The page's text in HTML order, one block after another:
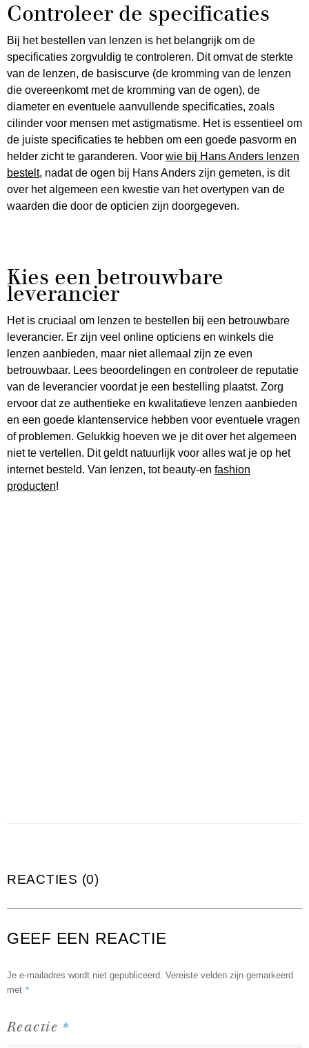
Controleer de specificaties
Bij het bestellen van lenzen is het belangrijk om de
specificaties zorgvuldig te controleren. Dit omvat de sterkte
van de lenzen, de basiscurve (de kromming van de lenzen
die overeenkomt met de kromming van de ogen), de
diameter en eventuele aanvullende specificaties, zoals
cilinder voor mensen met astigmatisme. Het is essentieel om
de juiste specificaties te hebben om een goede pasvorm en
helder zicht te garanderen. Voor wie bij Hans Anders lenzen
bestelt, nadat de ogen bij Hans Anders zijn gemeten, is dit
over het algemeen een kwestie van het overtypen van de
waarden die door de opticien zijn doorgegeven.
Kies een betrouwbare
leverancier
Het is cruciaal om lenzen te bestellen bij een betrouwbare
leverancier. Er zijn veel online opticiens en winkels die
lenzen aanbieden, maar niet allemaal zijn ze even
betrouwbaar. Lees beoordelingen en controleer de reputatie
van de leverancier voordat je een bestelling plaatst. Zorg
ervoor dat ze authentieke en kwalitatieve lenzen aanbieden
en een goede klantenservice hebben voor eventuele vragen
of problemen. Gelukkig hoeven we je dit over het algemeen
niet te vertellen. Dit geldt natuurlijk voor alles wat je op het
internet besteld. Van lenzen, tot beauty-en fashion
producten!
REACTIES (0)
GEEF EEN REACTIE
Je e-mailadres wordt niet gepubliceerd. Vereiste velden zijn gemarkeerd
met *
Reactie *